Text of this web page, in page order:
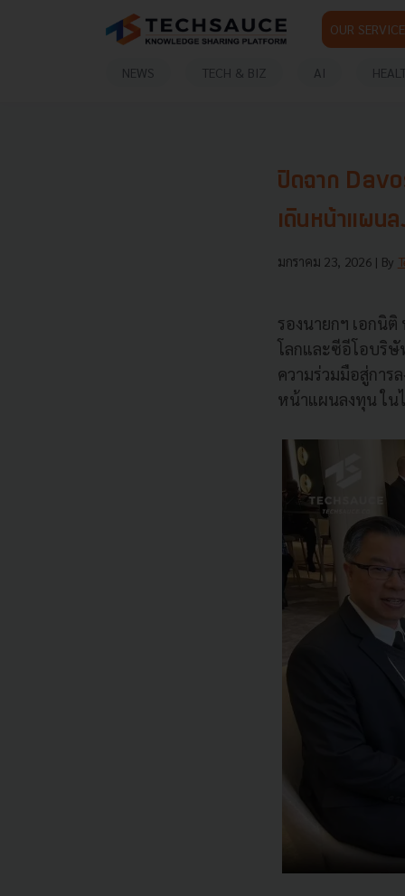
OUR SERVICE
NEWS TECH & BIZ AI
ปิดฉาก
เดินหน้าแผน
มกราคม 23, 2026 | By
รองนายกฯ เอกนิ
โลกและซีอีโอบริ
ความร่วมมือสู่การ
หน้าแผนลงทุน ใน